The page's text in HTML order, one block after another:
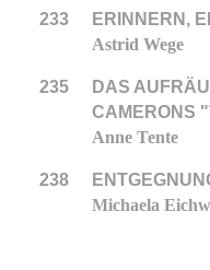
233
ERINNERN,
Astrid Wege
235
DAS
CAMERONS
Anne Tente
238
Michaela